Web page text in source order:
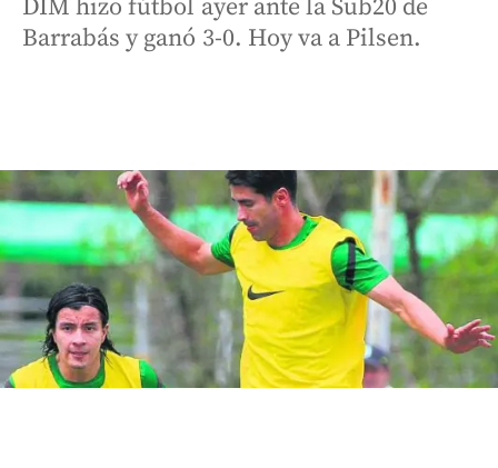
DIM hizo fútbol ayer ante la Sub20 de
Barrabás y ganó 3-0. Hoy va a Pilsen.